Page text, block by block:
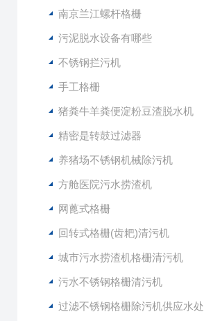
南京兰江螺杆格栅
污泥脱水设备有哪些
不锈钢拦污机
手工格栅
猪粪牛羊粪便淀粉豆渣脱水机
精密是转鼓过滤器
养猪场不锈钢机械除污机
方舱医院污水捞渣机
网蓖式格栅
回转式格栅(齿耙)清污机
城市污水捞渣机格栅清污机
污水不锈钢格栅清污机
过滤不锈钢格栅除污机供应水处理设备